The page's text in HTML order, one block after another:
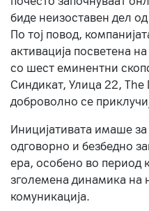
биде неизоставен дел
По тој повод,
активација посветена
со шест еминентни
Синдикат, Улица 22, The
доброволно се
Иницијативата имаше за
одговорно и безбедно
ера, особено во период
зголемена динамика на
комуникација.